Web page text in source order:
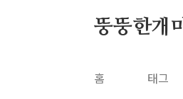
뚱뚱한개미
홈 태그